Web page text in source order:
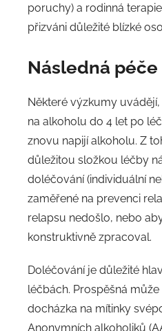
poruchy) a rodinná
přizváni důležité blízké
Následná péče
Některé výzkumy
na alkoholu do 4 let po
znovu napijí alkoholu. Z
důležitou složkou léčby
doléčování (individuální
zaměřené na prevenci
relapsu nedošlo, nebo
konstruktivně zpracoval.
Doléčování je důležité
léčbách. Prospěšná
docházka na mítinky
Anonymních alkoholiků